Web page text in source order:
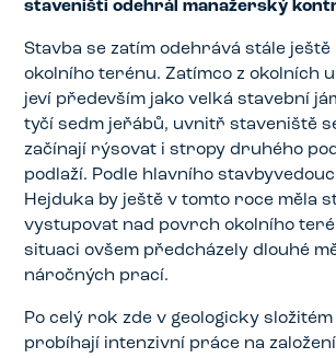
staveništi odehrál manažerský
Stavba se zatím odehrává stále
okolního terénu. Zatímco z okolních
jeví především jako velká stavební
tyčí sedm jeřábů, uvnitř staveniště
začínají rýsovat i stropy druhého
podlaží. Podle hlavního
Hejduka by ještě v tomto roce měla
vystupovat nad povrch okolního
situaci ovšem předcházely dlouhé
náročných prací.
Po celý rok zde v geologicky
probíhají intenzivní práce na